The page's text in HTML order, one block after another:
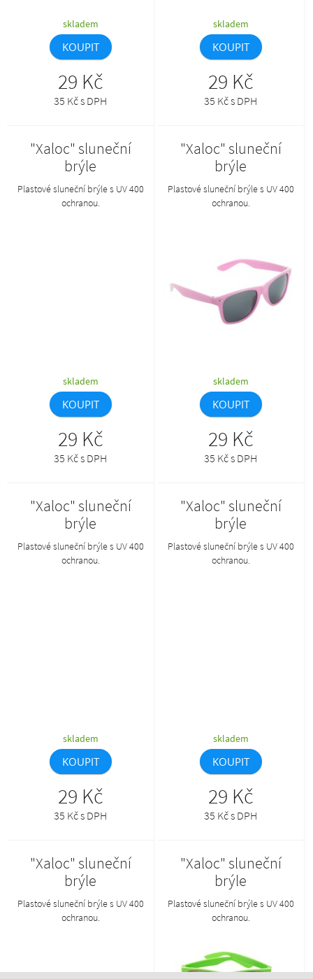
skladem
KOUPIT
29 Kč
35 Kč s DPH
skladem
KOUPIT
29 Kč
35 Kč s DPH
"Xaloc" sluneční
brýle
Plastové sluneční brýle s UV 400
ochranou.
skladem
KOUPIT
29 Kč
35 Kč s DPH
"Xaloc" sluneční
brýle
Plastové sluneční brýle s UV 400
ochranou.
skladem
KOUPIT
29 Kč
35 Kč s DPH
"Xaloc" sluneční
brýle
Plastové sluneční brýle s UV 400
ochranou.
skladem
KOUPIT
29 Kč
35 Kč s DPH
"Xaloc" sluneční
brýle
Plastové sluneční brýle s UV 400
ochranou.
skladem
KOUPIT
29 Kč
35 Kč s DPH
"Xaloc" sluneční
brýle
Plastové sluneční brýle s UV 400
ochranou.
"Xaloc" sluneční
brýle
Plastové sluneční brýle s UV 400
ochranou.